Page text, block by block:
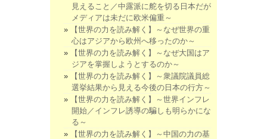
見えること／中露派に舵を切る日本だが
メディアは未だに欧米偏重～
【世界の力を読み解く】～なぜ世界の重
心はアジアから欧州へ移ったのか～
【世界の力を読み解く】～なぜ大国はア
ジアを掌握しようとするのか～
【世界の力を読み解く】～衆議院議員総
選挙結果から見える今後の日本の行方～
【世界の力を読み解く】～世界インフレ
開始／インフレ誘導の騙しも明らかにな
る～
【世界の力を読み解く】～中国の力の基